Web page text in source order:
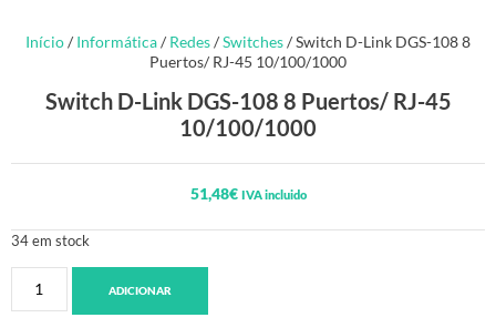
Início/ Informática/ Redes/Switches/ Switch D-Link DGS-108 8
Puertos/ RJ-45 10/100/1000
Switch D-Link DGS-108 8 Puertos/ RJ-45
10/100/1000
51,48€ IVA incluido
34 em stock
ADICIONAR